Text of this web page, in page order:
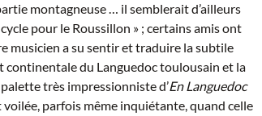
montagneuse … il semblerait d’ailleurs
pour le Roussillon » ; certains amis ont
musicien a su sentir et traduire la subtile
du Languedoc toulousain et la
très impressionniste d’En Languedoc
parfois même inquiétante, quand celle